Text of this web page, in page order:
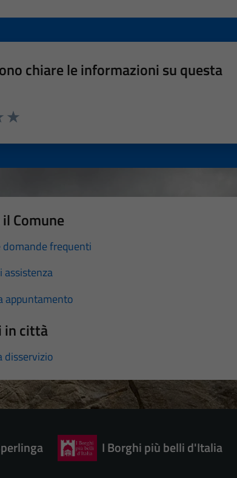
chiare le informazioni su questa
Comune
domande frequenti
assistenza
appuntamento
in città
disservizio
I Borghi più belli d'Italia